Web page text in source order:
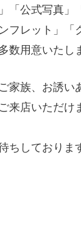
「公式写真」
フレット」「
数用意いたし
家族、お誘い
来店いただけ
ちしておりま